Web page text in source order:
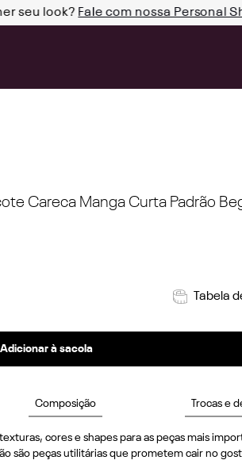
seu look? Fale com nossa Personal
Careca Manga Curta Padrão
Tabela
Adicionar à sacola
Composição Trocas e
cores e shapes para as peças mais
são peças utilitárias que prometem cair no